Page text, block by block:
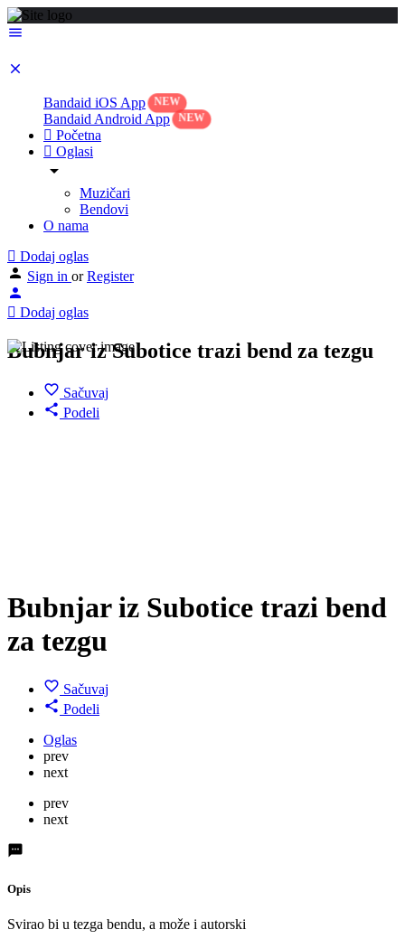
Bandaid iOS App
Bandaid Android App
Početna
Oglasi
Muzičari
Bendovi
O nama
Dodaj oglas
Sign in or Register
Dodaj oglas
Bubnjar iz Subotice trazi bend za tezgu
Sačuvaj
Podeli
Bubnjar iz Subotice trazi bend
za tezgu
Sačuvaj
Podeli
Oglas
prev
next
prev
next
Opis
Svirao bi u tezga bendu, a može i autorski